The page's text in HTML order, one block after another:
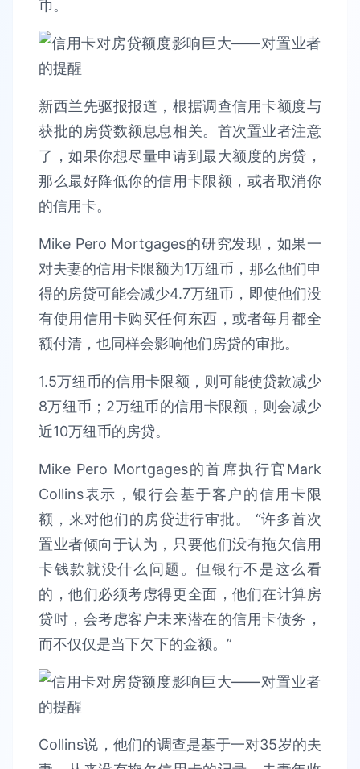
币。
新西兰先驱报报道，根据调查信用卡额度与
获批的房贷数额息息相关。首次置业者注意
了，如果你想尽量申请到最大额度的房贷，
那么最好降低你的信用卡限额，或者取消你
的信用卡。
Mike Pero Mortgages的研究发现，如果一
对夫妻的信用卡限额为1万纽币，那么他们申
得的房贷可能会减少4.7万纽币，即使他们没
有使用信用卡购买任何东西，或者每月都全
额付清，也同样会影响他们房贷的审批。
1.5万纽币的信用卡限额，则可能使贷款减少
8万纽币；2万纽币的信用卡限额，则会减少
近10万纽币的房贷。
Mike Pero Mortgages的首席执行官Mark
Collins表示，银行会基于客户的信用卡限
额，来对他们的房贷进行审批。 “许多首次
置业者倾向于认为，只要他们没有拖欠信用
卡钱款就没什么问题。但银行不是这么看
的，他们必须考虑得更全面，他们在计算房
贷时，会考虑客户未来潜在的信用卡债务，
而不仅仅是当下欠下的金额。”
Collins说，他们的调查是基于一对35岁的夫